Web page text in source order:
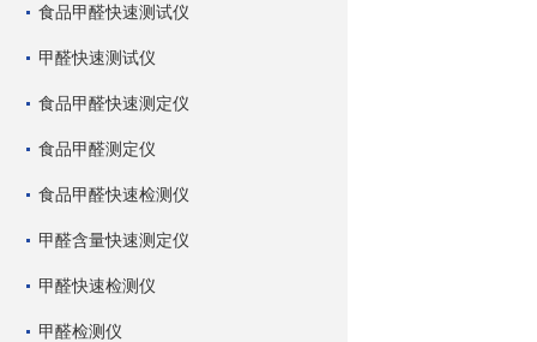
食品甲醛快速测试仪
甲醛快速测试仪
食品甲醛快速测定仪
食品甲醛测定仪
食品甲醛快速检测仪
甲醛含量快速测定仪
甲醛快速检测仪
甲醛检测仪